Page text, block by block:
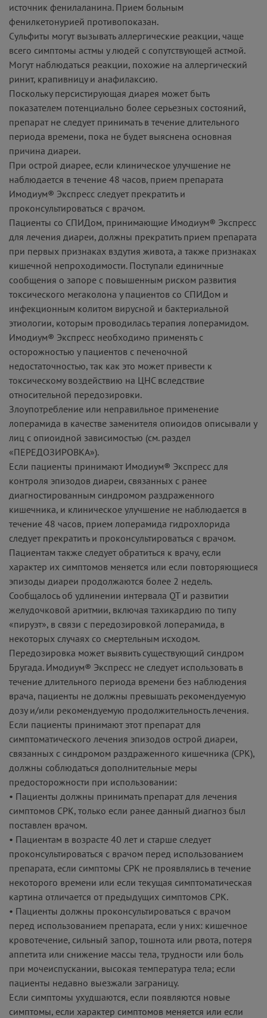
источник фенилаланина. Прием больным
фенилкетонурией противопоказан.
Сульфиты могут вызывать аллергические реакции, чаще
всего симптомы астмы у людей с сопутствующей астмой.
Могут наблюдаться реакции, похожие на аллергический
ринит, крапивницу и анафилаксию.
Поскольку персистирующая диарея может быть
показателем потенциально более серьезных состояний,
препарат не следует принимать в течение длительного
периода времени, пока не будет выяснена основная
причина диареи.
При острой диарее, если клиническое улучшение не
наблюдается в течение 48 часов, прием препарата
Имодиум® Экспресс следует прекратить и
проконсультироваться с врачом.
Пациенты со СПИДом, принимающие Имодиум® Экспресс
для лечения диареи, должны прекратить прием препарата
при первых признаках вздутия живота, а также признаках
кишечной непроходимости. Поступали единичные
сообщения о запоре с повышенным риском развития
токсического мегаколона у пациентов со СПИДом и
инфекционным колитом вирусной и бактериальной
этиологии, которым проводилась терапия лоперамидом.
Имодиум® Экспресс необходимо применять с
осторожностью у пациентов с печеночной
недостаточностью, так как это может привести к
токсическому воздействию на ЦНС вследствие
относительной передозировки.
Злоупотребление или неправильное применение
лоперамида в качестве заменителя опиоидов описывали у
лиц с опиоидной зависимостью (см. раздел
«ПЕРЕДОЗИРОВКА»).
Если пациенты принимают Имодиум® Экспресс для
контроля эпизодов диареи, связанных с ранее
диагностированным синдромом раздраженного
кишечника, и клиническое улучшение не наблюдается в
течение 48 часов, прием лоперамида гидрохлорида
следует прекратить и проконсультироваться с врачом.
Пациентам также следует обратиться к врачу, если
характер их симптомов меняется или если повторяющиеся
эпизоды диареи продолжаются более 2 недель.
Сообщалось об удлинении интервала QT и развитии
желудочковой аритмии, включая тахикардию по типу
«пируэт», в связи с передозировкой лоперамида, в
некоторых случаях со смертельным исходом.
Передозировка может выявить существующий синдром
Бругада. Имодиум® Экспресс не следует использовать в
течение длительного периода времени без наблюдения
врача, пациенты не должны превышать рекомендуемую
дозу и/или рекомендуемую продолжительность лечения.
Если пациенты принимают этот препарат для
симптоматического лечения эпизодов острой диареи,
связанных с синдромом раздраженного кишечника (СРК),
должны соблюдаться дополнительные меры
предосторожности при использовании:
• Пациенты должны принимать препарат для лечения
симптомов СРК, только если ранее данный диагноз был
поставлен врачом.
• Пациентам в возрасте 40 лет и старше следует
проконсультироваться с врачом перед использованием
препарата, если симптомы СРК не проявлялись в течение
некоторого времени или если текущая симптоматическая
картина отличается от предыдущих симптомов СРК.
• Пациенты должны проконсультироваться с врачом
перед использованием препарата, если у них: кишечное
кровотечение, сильный запор, тошнота или рвота, потеря
аппетита или снижение массы тела, трудности или боль
при мочеиспускании, высокая температура тела; если
пациенты недавно выезжали заграницу.
Если симптомы ухудшаются, если появляются новые
симптомы, если характер симптомов меняется или если